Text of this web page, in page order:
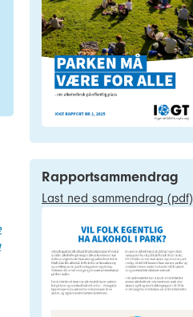
Rapportsammendrag
Last ned sammendrag (pdf)